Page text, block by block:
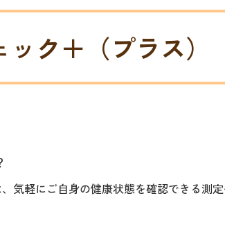
ク＋（プラス）
気軽にご自身の健康状態を確認できる測